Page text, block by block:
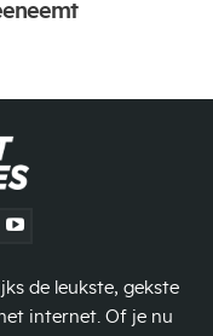
de leukste, gekste
internet. Of je nu